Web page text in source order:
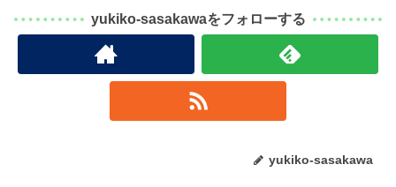
yukiko-sasakawaをフォローする
yukiko-sasakawa